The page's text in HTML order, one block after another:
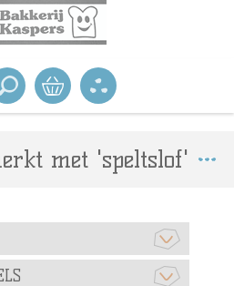
met 'speltslof'